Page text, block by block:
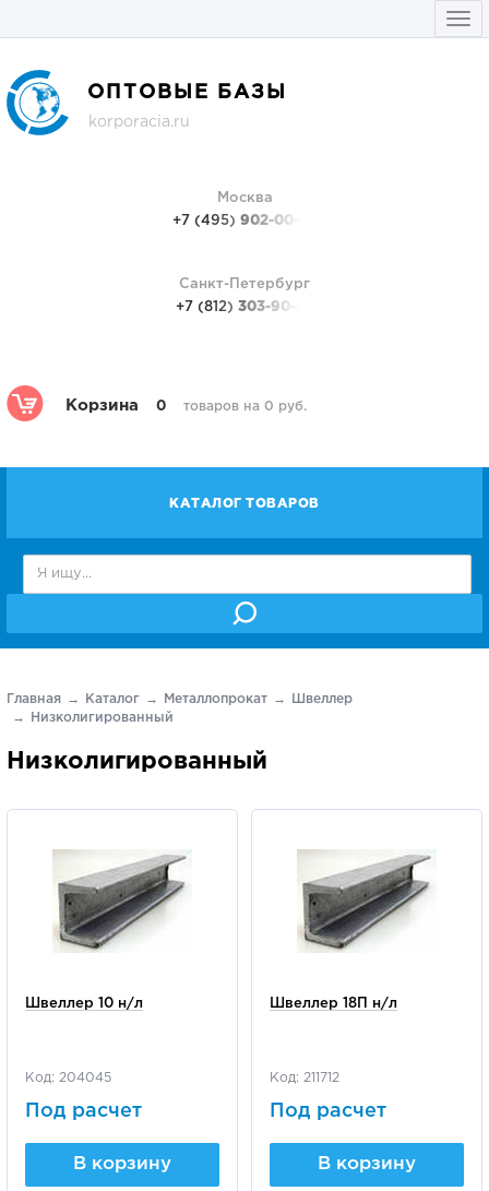
ОПТОВЫЕ БАЗЫ
korporacia.ru
Москва
+7 (495) 902-00-48
Санкт-Петербург
+7 (812) 303-90-48
Корзина 0 товаров на 0 руб.
КАТАЛОГ ТОВАРОВ
Главная Каталог Металлопрокат
Швеллер
Низколигированный
Низколигированный
Швеллер 10 н/л
Код: 204045
Под расчет
В корзину
Швеллер 18П н/л
Код: 211712
Под расчет
В корзину